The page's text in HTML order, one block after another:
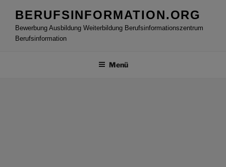
Inhalt
springen
BERUFSINFORMATION.ORG
Bewerbung Ausbildung Weiterbildung Berufsinformationszentrum
Berufsinformation
Menü